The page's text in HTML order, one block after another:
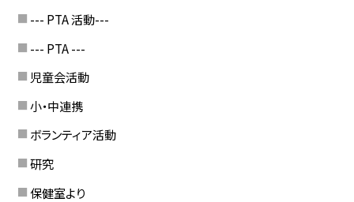
--- PTA 活動---
--- PTA ---
児童会活動
小・中連携
ボランティア活動
研究
保健室より